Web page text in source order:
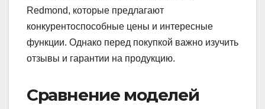
Redmond, которые предлагают
конкурентоспособные цены и интересные
функции. Однако перед покупкой важно изучить
отзывы и гарантии на продукцию.
Сравнение моделей